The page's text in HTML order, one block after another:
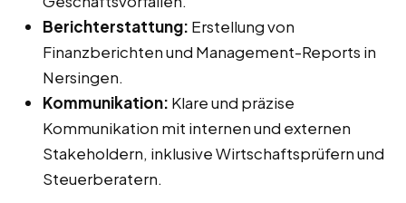
Berichterstattung: Erstellung von
Finanzberichten und Management-Reports in
Nersingen.
Kommunikation: Klare und präzise
Kommunikation mit internen und externen
Stakeholdern, inklusive Wirtschaftsprüfern und
Steuerberatern.